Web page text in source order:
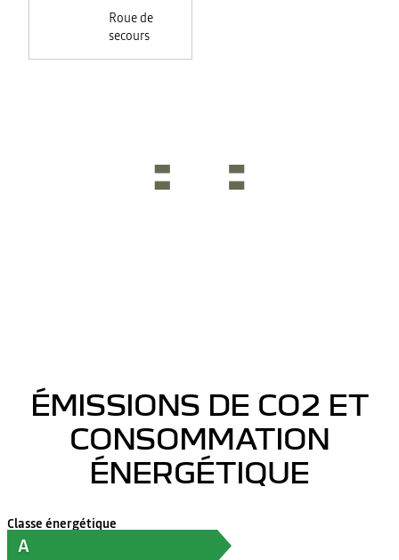
Roue de
secours
ÉMISSIONS DE CO2 ET
CONSOMMATION
ÉNERGÉTIQUE
Classe énergétique
A